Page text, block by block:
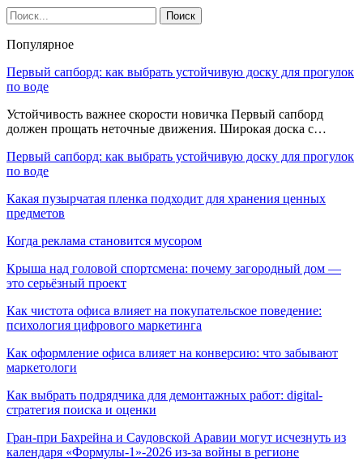
Популярное
Первый сапборд: как выбрать устойчивую доску для прогулок
по воде
Устойчивость важнее скорости новичка Первый сапборд
должен прощать неточные движения. Широкая доска с…
Первый сапборд: как выбрать устойчивую доску для прогулок
по воде
Какая пузырчатая пленка подходит для хранения ценных
предметов
Когда реклама становится мусором
Крыша над головой спортсмена: почему загородный дом —
это серьёзный проект
Как чистота офиса влияет на покупательское поведение:
психология цифрового маркетинга
Как оформление офиса влияет на конверсию: что забывают
маркетологи
Как выбрать подрядчика для демонтажных работ: digital-
стратегия поиска и оценки
Гран-при Бахрейна и Саудовской Аравии могут исчезнуть из
календаря «Формулы-1»-2026 из-за войны в регионе